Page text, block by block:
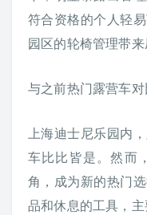
符合资格的个人轻
园区的轮椅管理带来
与之前热门露营车对
上海迪士尼乐园内
车比比皆是。然而
角，成为新的热门
品和休息的工具，主